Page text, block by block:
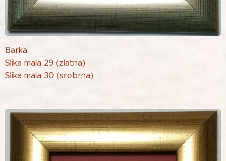
Barka
Slika mala 29 (zlatna)
Slika mala 30 (srebrna)